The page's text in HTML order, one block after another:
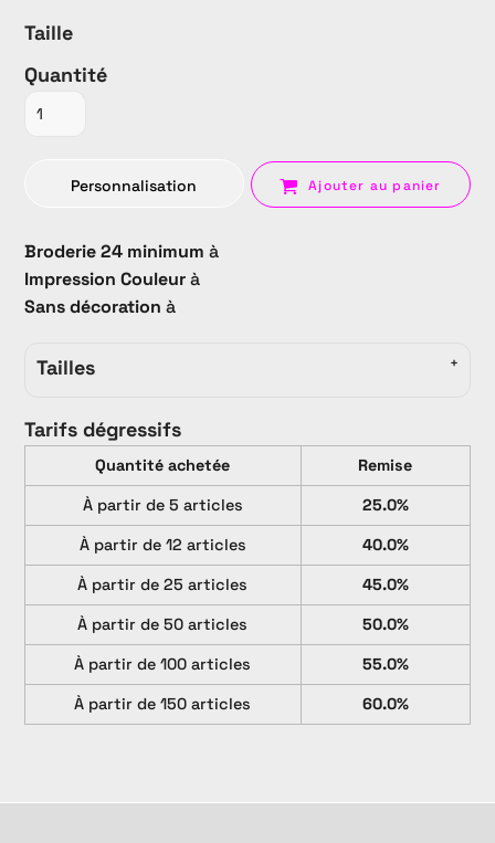
Taille
Quantité
Personnalisation Ajouter au panier
Broderie 24 minimum à
Impression Couleurà
Sans décoration à
Tailles
Tarifs dégressifs
Quantité achetée
Remise
À partir de 5 articles
25.0%
À partir de 12 articles
40.0%
À partir de 25 articles
45.0%
À partir de 50 articles
50.0%
À partir de 100 articles
55.0%
À partir de 150 articles
60.0%